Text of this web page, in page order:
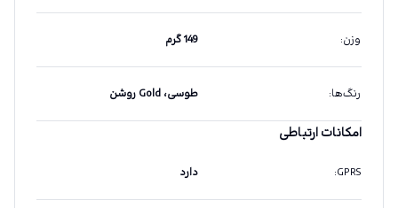
وزن: 149 گرم
رنگ‌ها: طوسی، Gold روشن
امکانات ارتباطی
GPRS
: دارد